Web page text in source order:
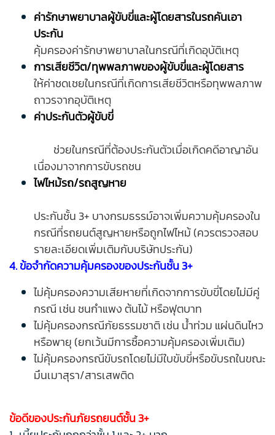
ค่ารักษาพยาบาลผู้ขับขี่และผู้โดยสารในรถคันเอา
ประกัน
คุ้มครองค่ารักษาพยาบาลในกรณีที่เกิดอุบัติเหตุ
การเสียชีวิต/ทุพพลภาพของผู้ขับขี่และผู้โดยสาร
ให้ค่าชดเชยในกรณีที่เกิดการเสียชีวิตหรือทุพพลภาพ
ถาวรจากอุบัติเหตุ
ค่าประกันตัวผู้ขับขี่
ช่วยในกรณีที่ต้องประกันตัวเมื่อเกิดคดีอาญาอัน
เนื่องมาจากการขับรถชน
ไฟไหม้รถ/รถสูญหาย
ประกันชั้น 3+ บางกรมธรรม์อาจเพิ่มความคุ้มครองใน
กรณีที่รถยนต์สูญหายหรือถูกไฟไหม้ (ควรตรวจสอบ
รายละเอียดเพิ่มเติมกับบริษัทประกัน)
4. ข้อจำกัดความคุ้มครองของประกันชั้น 3+
ไม่คุ้มครองความเสียหายที่เกิดจากการขับขี่โดยไม่มีคู่
กรณี เช่น ชนกำแพง ต้นไม้ หรือฟุตบาท
ไม่คุ้มครองกรณีภัยธรรมชาติ เช่น น้ำท่วม แผ่นดินไหว
หรือพายุ (ยกเว้นมีการซื้อความคุ้มครองเพิ่มเติม)
ไม่คุ้มครองกรณีขับรถโดยไม่มีใบขับขี่หรือขับรถในขณะ
มึนเมาสุรา/สารเสพติด
ข้อดีของประกันภัยรถยนต์ชั้น 3+